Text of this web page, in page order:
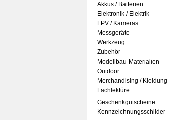
Akkus / Batterien
Elektronik / Elektrik
FPV / Kameras
Messgeräte
Werkzeug
Zubehör
Modellbau-Materialien
Outdoor
Merchandising / Kleidung
Fachlektüre
Geschenkgutscheine
Kennzeichnungsschilder